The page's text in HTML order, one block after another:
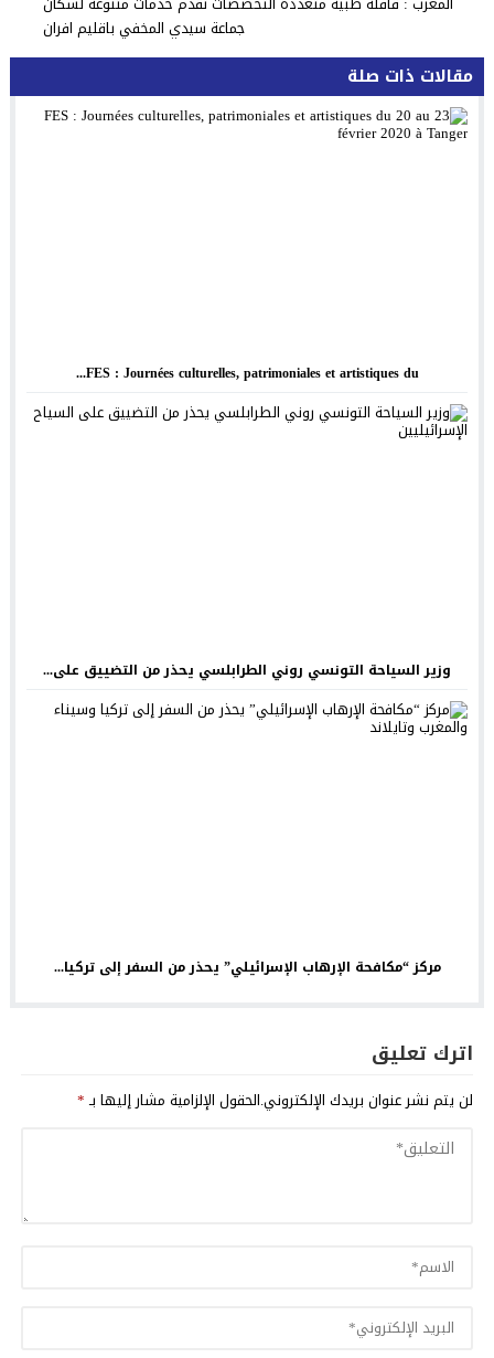
جماعة سيدي المخفي باقليم افران
مقالات ذات صلة
FES : Journées culturelles, patrimoniales et artistiques du...
وزير السياحة التونسي روني الطرابلسي يحذر من التضييق على...
مركز “مكافحة الإرهاب الإسرائيلي” يحذر من السفر إلى تركيا...
اترك تعليق
لن يتم نشر عنوان بريدك الإلكتروني.الحقول الإلزامية مشار إليها بـ*